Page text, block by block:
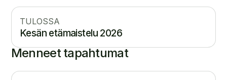
TULOSSA
Kesän etämaistelu 2026
Menneet tapahtumat